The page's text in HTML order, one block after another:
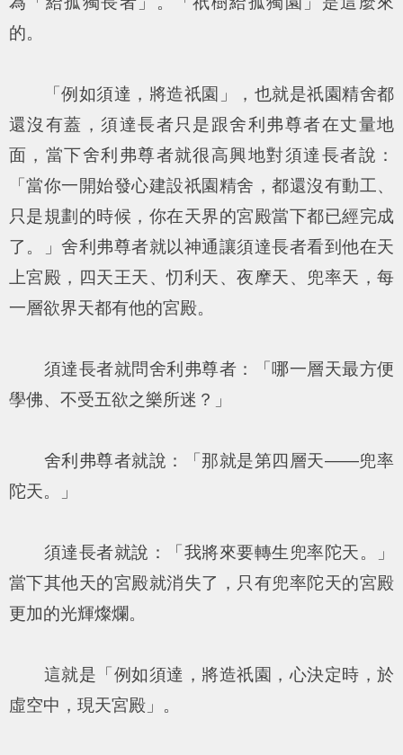
的。
「例如須達，將造祇園」，也就是祇園精舍都
還沒有蓋，須達長者只是跟舍利弗尊者在丈量地
面，當下舍利弗尊者就很高興地對須達長者說：
「當你一開始發心建設祇園精舍，都還沒有動工、
只是規劃的時候，你在天界的宮殿當下都已經完成
了。」舍利弗尊者就以神通讓須達長者看到他在天
上宮殿，四天王天、忉利天、夜摩天、兜率天，每
一層欲界天都有他的宮殿。
須達長者就問舍利弗尊者：「哪一層天最方便
學佛、不受五欲之樂所迷？」
舍利弗尊者就說：「那就是第四層天——兜率
陀天。」
須達長者就說：「我將來要轉生兜率陀天。」
當下其他天的宮殿就消失了，只有兜率陀天的宮殿
更加的光輝燦爛。
這就是「例如須達，將造祇園，心決定時，於
虛空中，現天宮殿」。